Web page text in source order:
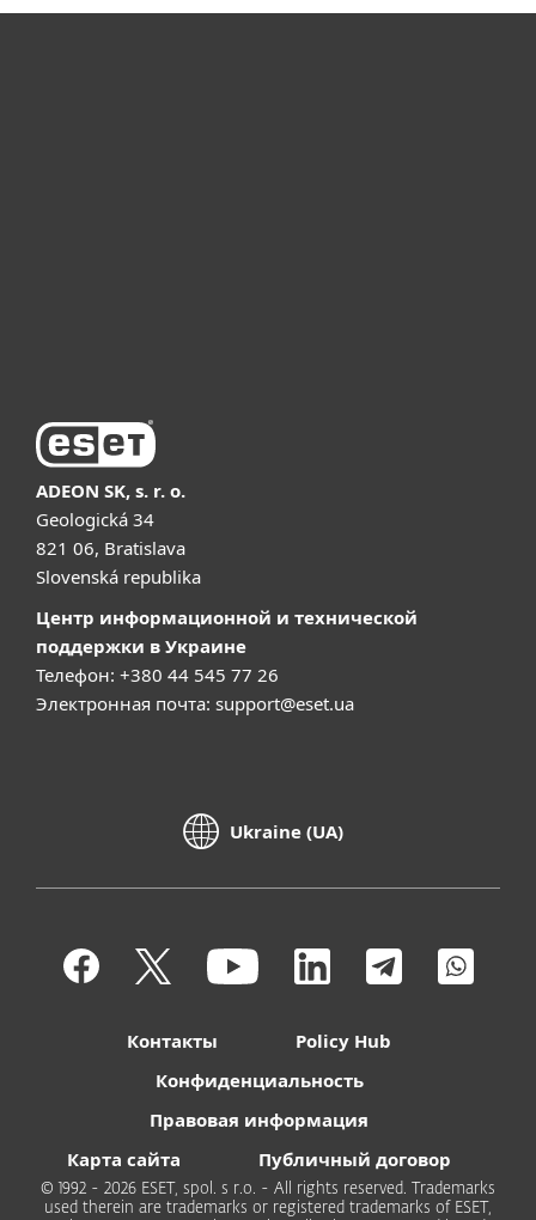
ADEON SK, s. r. o.
Geologická 34
821 06, Bratislava
Slovenská republika
Центр информационной и технической
поддержки в Украине
Телефон: +380 44 545 77 26
Электронная почта: support@eset.ua
Ukraine (UA)
Контакты
Policy Hub
Конфиденциальность
Правовая информация
Карта сайта
Публичный договор
© 1992 - 2026 ESET, spol. s r.o. - All rights reserved. Trademarks
used therein are trademarks or registered trademarks of ESET,